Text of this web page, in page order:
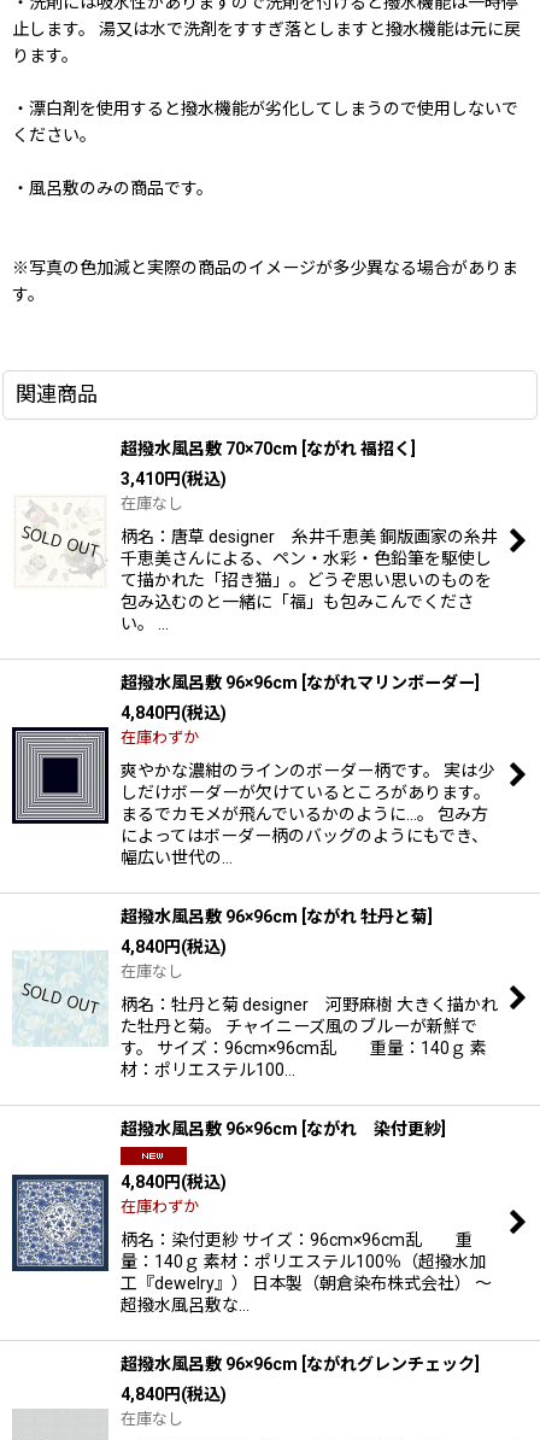
止します。 湯又は水で洗剤をすすぎ落としますと撥水機能は元に戻
ります。
・漂白剤を使用すると撥水機能が劣化してしまうので使用しないで
ください。
・風呂敷のみの商品です。
※写真の色加減と実際の商品のイメージが多少異なる場合がありま
す。
関連商品
超撥水風呂敷 70×70cm ながれ 福招く
3,410円(税込)
在庫なし
柄名：唐草 designer 糸井千恵美 銅版画家の糸井
千恵美さんによる、ペン・水彩・色鉛筆を駆使し
て描かれた「招き猫」。どうぞ思い思いのものを
包み込むのと一緒に「福」も包みこんでくださ
い。 …
超撥水風呂敷 96×96cm ながれマリンボーダー
4,840円(税込)
在庫わずか
爽やかな濃紺のラインのボーダー柄です。 実は少
しだけボーダーが欠けているところがあります。
まるでカモメが飛んでいるかのように…。 包み方
によってはボーダー柄のバッグのようにもでき、
幅広い世代の…
超撥水風呂敷 96×96cm ながれ 牡丹と菊
4,840円(税込)
在庫なし
柄名：牡丹と菊 designer 河野麻樹 大きく描かれ
た牡丹と菊。 チャイニーズ風のブルーが新鮮で
す。 サイズ：96cm×96cm乱 重量：140ｇ 素
材：ポリエステル100…
超撥水風呂敷 96×96cm ながれ 染付更紗
4,840円(税込)
在庫わずか
柄名：染付更紗 サイズ：96cm×96cm乱 重
量：140ｇ 素材：ポリエステル100％（超撥水加
工『dewelry』） 日本製（朝倉染布株式会社） 〜
超撥水風呂敷な…
超撥水風呂敷 96×96cm ながれグレンチェック
4,840円(税込)
在庫なし